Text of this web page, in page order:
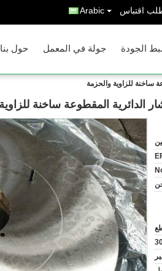
اقتباس Arabic
حول بنا جولة في المعمل الجودة